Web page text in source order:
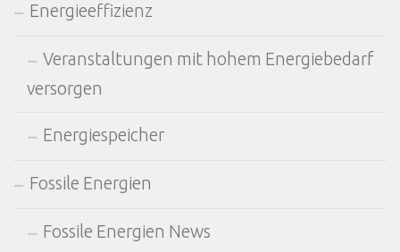
Energieeffizienz
Veranstaltungen mit hohem Energiebedarf
versorgen
Energiespeicher
Fossile Energien
Fossile Energien News